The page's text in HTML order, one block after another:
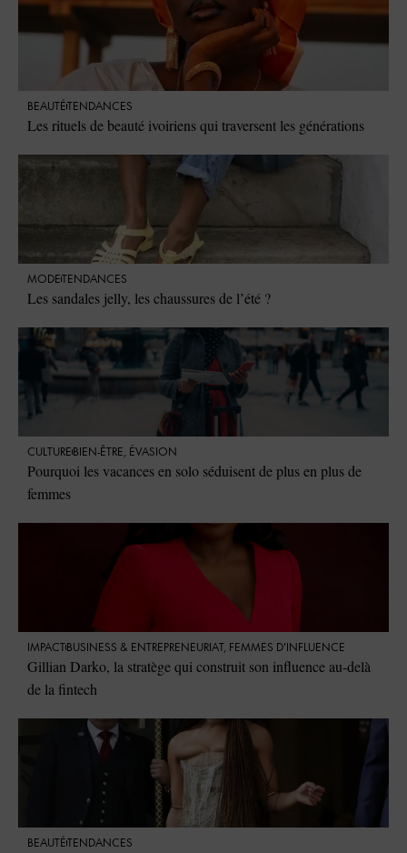
BEAUTÉTENDANCES
Les rituels de beauté ivoiriens qui traversent les générations
MODETENDANCES
Les sandales jelly, les chaussures de l’été ?
CULTURE BIEN-ÊTRE, ÉVASION
Pourquoi les vacances en solo séduisent de plus en plus de
femmes
IMPACT ⁠BUSINESS & ENTREPRENEURIAT, FEMMES D'INFLUENCE
Gillian Darko, la stratège qui construit son influence au-delà
de la fintech
BEAUTÉTENDANCES